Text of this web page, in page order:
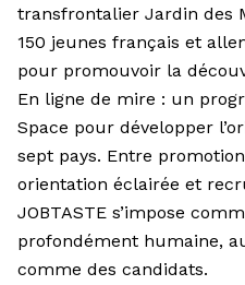
transfrontalier Jardin des
150 jeunes français et
pour promouvoir la
En ligne de mire : un
Space pour développer
sept pays. Entre
orientation éclairée et
JOBTASTE s’impose
profondément humaine,
comme des candidats.